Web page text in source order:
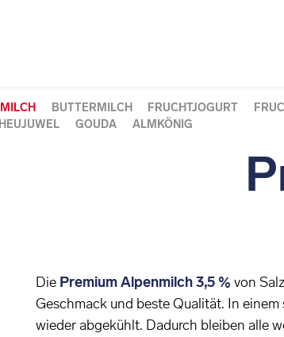
MILCH BUTTERMILCH FRUCHTJOGURT
HEUJUWEL GOUDA ALMKÖNIG
Die Premium Alpenmilch 3,5 % von
Geschmack und beste Qualität. In
wieder abgekühlt. Dadurch bleiben alle